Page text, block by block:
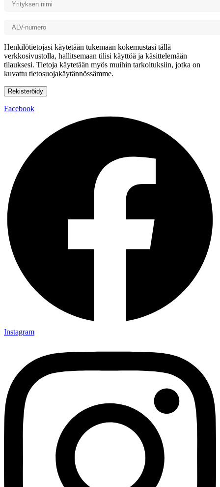
Henkilötietojasi käytetään tukemaan kokemustasi tällä
verkkosivustolla, hallitsemaan tilisi käyttöä ja käsittelemään
tilauksesi. Tietoja käytetään myös muihin tarkoituksiin, jotka on
kuvattu tietosuojakäytännössämme.
Rekisteröidy
Facebook
Instagram